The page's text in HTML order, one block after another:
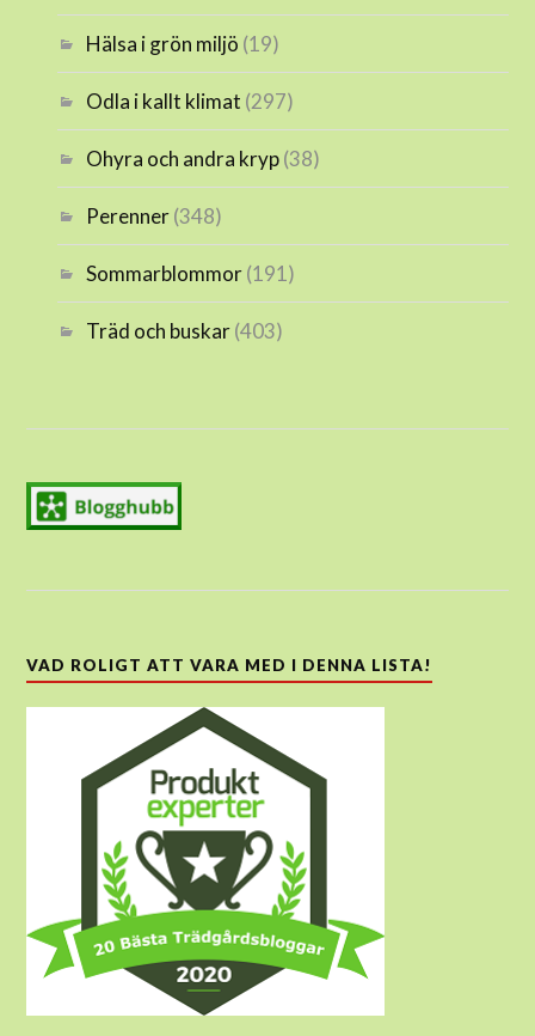
Hälsa i grön miljö (19)
Odla i kallt klimat (297)
Ohyra och andra kryp(38)
Perenner(348)
Sommarblommor(191)
Träd och buskar(403)
VAD ROLIGT ATT VARA MED I DENNA LISTA!